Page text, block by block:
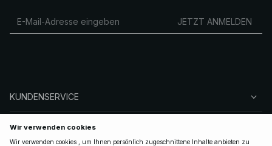
JETZT ANMELDEN
KUNDENSERVICE
ÜBER NA-KD